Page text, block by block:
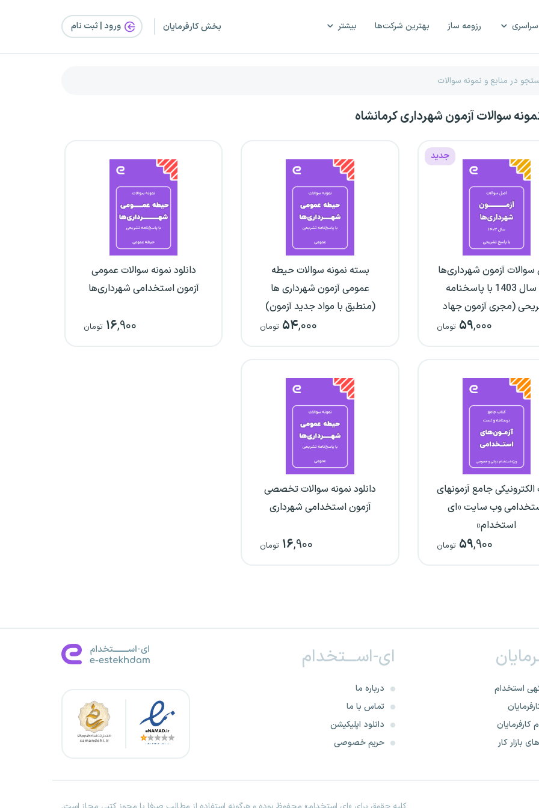
رزومه ساز بهترین شرکت‌ها بیشتر بخش کارفرمایان ورود | ثبت‌ نام
سوالات آزمون شهرداری کرمانشاه
جدید
آزمون شهرداری‌ها
در سال 1403 با پاسخنامه
(مجری آزمون جهاد
دانشگاهی)۵۹,۰۰۰ تومان
بسته نمونه سوالات حیطه
عمومی آزمون شهرداری ها
(منطبق با مواد جدید آزمون)
۵۴,۰۰۰ تومان
دانلود نمونه سوالات عمومی
آزمون استخدامی شهرداری‌ها
۱۶,۹۰۰ تومان
جامع آزمونهای
وب سایت «ای
استخدام»
۵۹,۹۰۰ تومان
دانلود نمونه سوالات تخصصی
آزمون استخدامی شهرداری
۱۶,۹۰۰ تومان
استخدام
کارفرمایان
بازار کار
ای-اســـتخدام
درباره ما
تماس با ما
دانلود اپلیکیشن
حریم خصوصی